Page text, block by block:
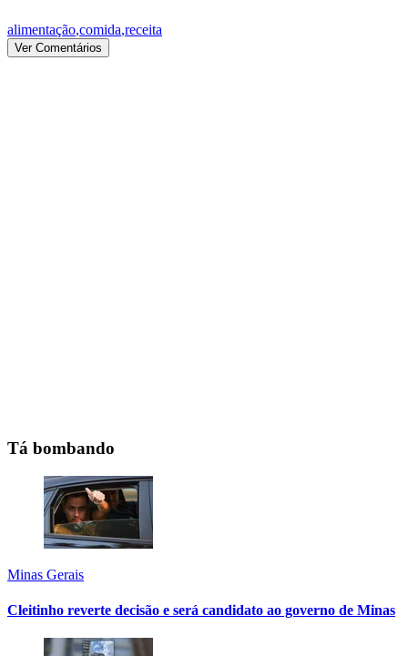
alimentação,comida,receita
Ver Comentários
Tá bombando
Minas Gerais
Cleitinho reverte decisão e será candidato ao governo de Minas